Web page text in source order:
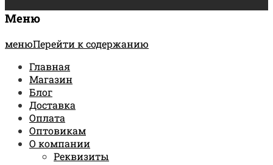
Меню
менюПерейти к содержанию
Главная
Магазин
Блог
Доставка
Оплата
Оптовикам
О компании
Реквизиты